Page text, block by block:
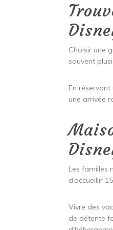
Choisir une
souvent
En
une arrivée
Les familles
d’accueillir
Vivre des
de détente